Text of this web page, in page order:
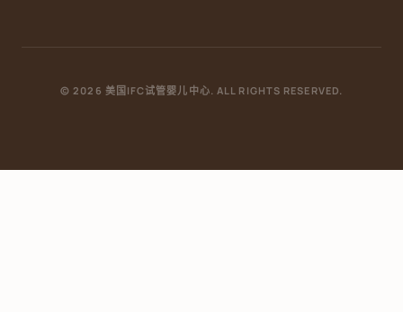
© 2026 美国IFC试管婴儿中心. ALL RIGHTS RESERVED.